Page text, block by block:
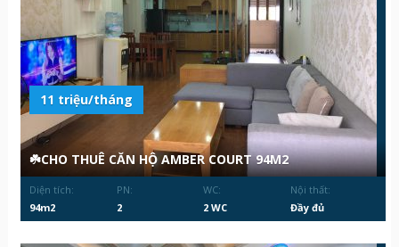
11 triệu/tháng
☘️CHO THUÊ CĂN HỘ AMBER COURT 94M2
Diện tích:
94m2
PN:
2
WC:
2 WC
Nội thất:
Đầy đủ